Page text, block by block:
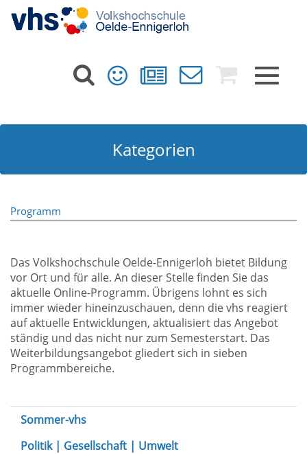
Toggle
Kategorien
Programm
Das Volkshochschule Oelde-Ennigerloh bietet Bildung
vor Ort und für alle. An dieser Stelle finden Sie das
aktuelle Online-Programm. Übrigens lohnt es sich
immer wieder hineinzuschauen, denn die vhs reagiert
auf aktuelle Entwicklungen, aktualisiert das Angebot
ständig und das nicht nur zum Semesterstart. Das
Weiterbildungsangebot gliedert sich in sieben
Programmbereiche.
Sommer-vhs
Politik | Gesellschaft | Umwelt